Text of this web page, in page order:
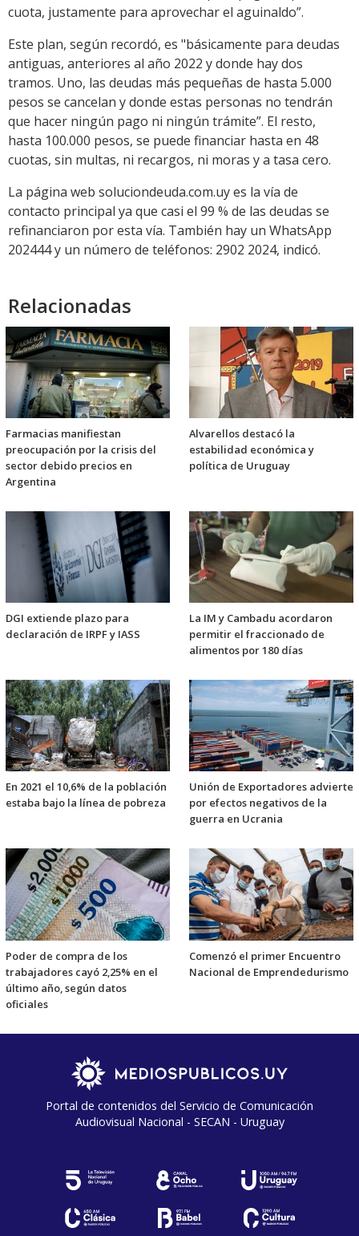
cuota, justamente para aprovechar el aguinaldo”.
Este plan, según recordó, es "básicamente para deudas
antiguas, anteriores al año 2022 y donde hay dos
tramos. Uno, las deudas más pequeñas de hasta 5.000
pesos se cancelan y donde estas personas no tendrán
que hacer ningún pago ni ningún trámite”. El resto,
hasta 100.000 pesos, se puede financiar hasta en 48
cuotas, sin multas, ni recargos, ni moras y a tasa cero.
La página web soluciondeuda.com.uy es la vía de
contacto principal ya que casi el 99 % de las deudas se
refinanciaron por esta vía. También hay un WhatsApp
202444 y un número de teléfonos: 2902 2024, indicó.
Relacionadas
Farmacias manifiestan
preocupación por la crisis del
sector debido precios en
Argentina
Alvarellos destacó la
estabilidad económica y
política de Uruguay
DGI extiende plazo para
declaración de IRPF y IASS
La IM y Cambadu acordaron
permitir el fraccionado de
alimentos por 180 días
En 2021 el 10,6% de la población
estaba bajo la línea de pobreza
Unión de Exportadores advierte
por efectos negativos de la
guerra en Ucrania
Poder de compra de los
trabajadores cayó 2,25% en el
último año, según datos
oficiales
Comenzó el primer Encuentro
Nacional de Emprendedurismo
Portal de contenidos del Servicio de Comunicación
Audiovisual Nacional - SECAN - Uruguay